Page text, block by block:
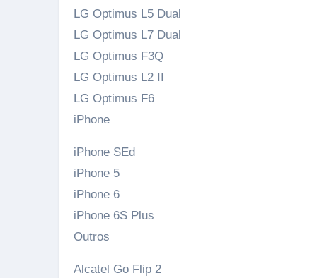
LG Optimus L5 Dual
LG Optimus L7 Dual
LG Optimus F3Q
LG Optimus L2 II
LG Optimus F6
iPhone
iPhone SEd
iPhone 5
iPhone 6
iPhone 6S Plus
Outros
Alcatel Go Flip 2